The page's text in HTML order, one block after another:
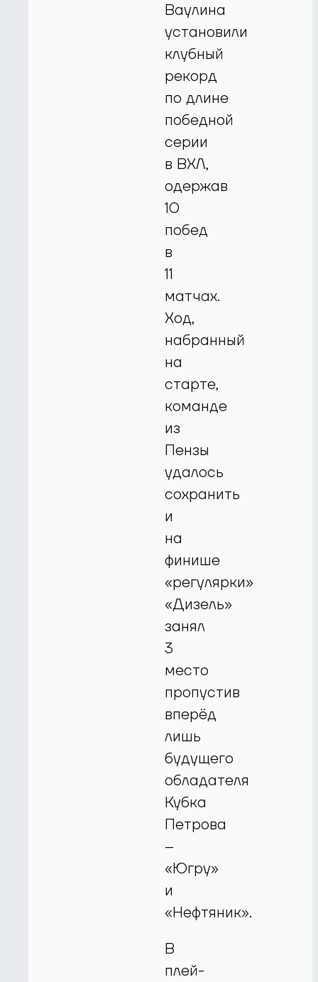
Ваулина
установили
клубный
рекорд
по длине
победной
серии
в ВХЛ,
одержав
10
побед
в
11
матчах.
Ход,
набранный
на
старте,
команде
из
Пензы
удалось
сохранить
и
на
финише
«регулярки»
«Дизель»
занял
3
место
пропустив
вперёд
лишь
будущего
обладателя
Кубка
Петрова
–
«Югру»
и
«Нефтяник».
В
плей-